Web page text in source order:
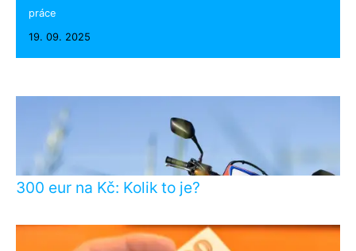
práce
19. 09. 2025
300 eur na Kč: Kolik to je?